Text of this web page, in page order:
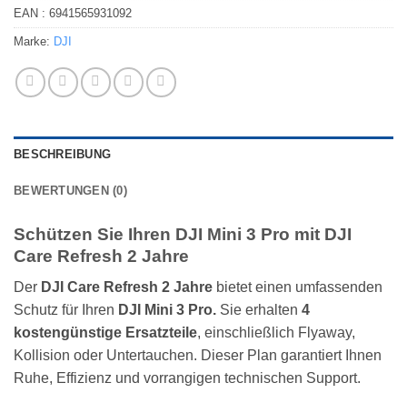
EAN : 6941565931092
Marke: DJI
BESCHREIBUNG
BEWERTUNGEN (0)
Schützen Sie Ihren DJI Mini 3 Pro mit DJI
Care Refresh 2 Jahre
Der DJI Care Refresh 2 Jahre bietet einen umfassenden
Schutz für Ihren DJI Mini 3 Pro. Sie erhalten 4
kostengünstige Ersatzteile, einschließlich Flyaway,
Kollision oder Untertauchen. Dieser Plan garantiert Ihnen
Ruhe, Effizienz und vorrangigen technischen Support.